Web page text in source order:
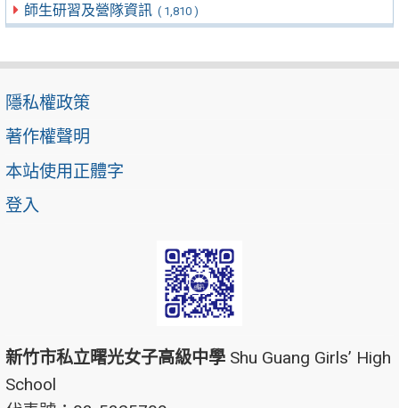
師生研習及營隊資訊 ( 1,810 )
隱私權政策
著作權聲明
本站使用正體字
登入
新竹市私立曙光女子高級中學 Shu Guang Girls’ High
School